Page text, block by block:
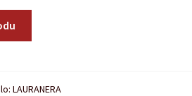
LAURANERA